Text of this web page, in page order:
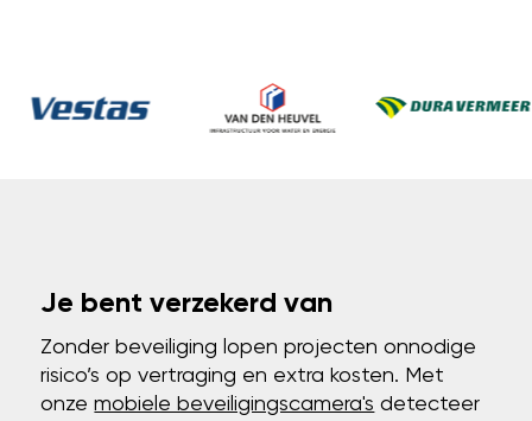
Je bent verzekerd van
Zonder beveiliging lopen projecten onnodige
risico’s op vertraging en extra kosten. Met
onzemobiele beveiligingscamera's detecteer